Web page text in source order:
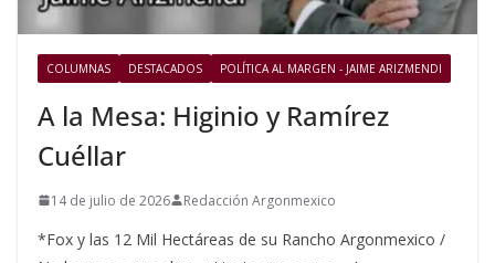
COLUMNAS DESTACADOS POLÍTICA AL MARGEN - JAIME ARIZMENDI
A la Mesa: Higinio y Ramírez
Cuéllar
14 de julio de 2026 Redacción Argonmexico
*Fox y las 12 Mil Hectáreas de su Rancho Argonmexico /